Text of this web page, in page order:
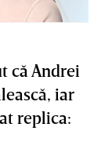
că Andrei
iar
replica: